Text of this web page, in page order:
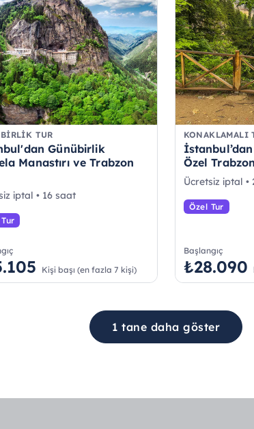
TUR
Günübirlik
Manastırı ve Trabzon
iptal • 16 saat
Kişi başı (en fazla 7 kişi)
KONAKLAMALI
Özel
Ücretsiz iptal •
Özel Tur
Başlangıç
₺28.090
1 tane daha göster